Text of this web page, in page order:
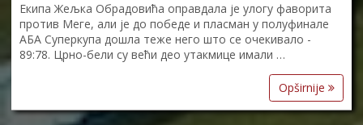
Екипа Жељка Обрадовића оправдала је улогу фаворита
против Меге, али је до победе и пласман у полуфинале
АБА Суперкупа дошла теже него што се очекивало -
89:78. Црно-бели су већи део утакмице имали …
Opširnije